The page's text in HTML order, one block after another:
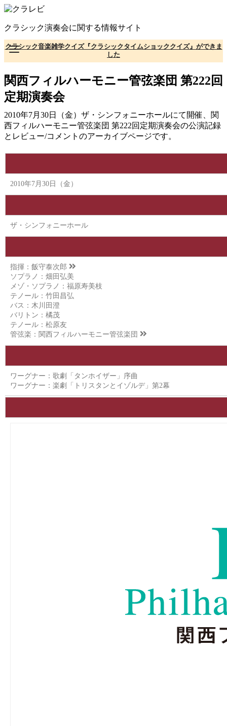
コ
テ
ン
ツ
へ
動
クラシック演奏会に関する情報サイト
クラシック音楽雑学クイズ『クラシックタイムショッククイズ』ができま
した
関西フィルハーモニー管弦楽団 第222回
定期演奏会
2010年7月30日（金）ザ・シンフォニーホールにて開催、関
西フィルハーモニー管弦楽団 第222回定期演奏会の公演記録
とレビュー/コメントのアーカイブページです。
2010年7月30日（金）
ザ・シンフォニーホール
指揮： 飯守泰次郎
ソプラノ：畑田弘美
メゾ・ソプラノ：福原寿美枝
テノール：竹田昌弘
バス：木川田澄
バリトン：橘茂
テノール：松原友
管弦楽： 関西フィルハーモニー管弦楽団
ワーグナー：歌劇「タンホイザー」序曲
ワーグナー：楽劇「トリスタンとイゾルデ」第2幕